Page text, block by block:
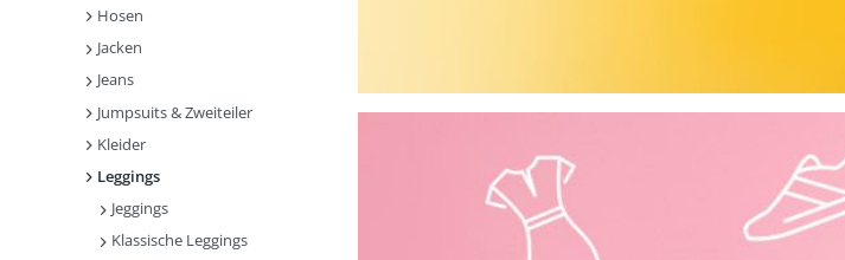
Hosen
Jacken
Jeans
Jumpsuits & Zweiteiler
Kleider
Leggings
Jeggings
Klassische Leggings